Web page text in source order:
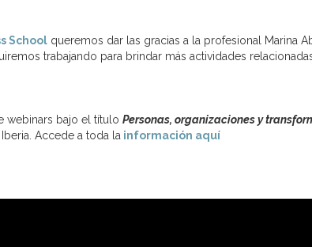
School queremos dar las gracias a la profesional Marina
trabajando para brindar más actividades
webinars bajo el título Personas, organizaciones y
Accede a toda la información aquí